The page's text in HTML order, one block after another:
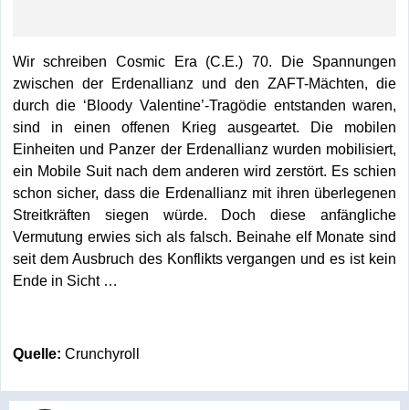
Wir schreiben Cosmic Era (C.E.) 70. Die Spannungen
zwischen der Erdenallianz und den ZAFT-Mächten, die
durch die ‘Bloody Valentine’-Tragödie entstanden waren,
sind in einen offenen Krieg ausgeartet. Die mobilen
Einheiten und Panzer der Erdenallianz wurden mobilisiert,
ein Mobile Suit nach dem anderen wird zerstört. Es schien
schon sicher, dass die Erdenallianz mit ihren überlegenen
Streitkräften siegen würde. Doch diese anfängliche
Vermutung erwies sich als falsch. Beinahe elf Monate sind
seit dem Ausbruch des Konflikts vergangen und es ist kein
Ende in Sicht …
Quelle: Crunchyroll